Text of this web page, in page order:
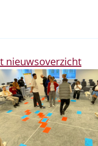
nieuwsoverzicht